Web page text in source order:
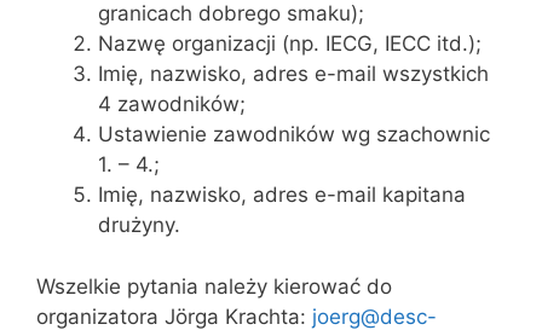
granicach dobrego smaku);
Nazwę organizacji (np. IECG, IECC itd.);
Imię, nazwisko, adres e-mail wszystkich
4 zawodników;
Ustawienie zawodników wg szachownic
1. – 4.;
Imię, nazwisko, adres e-mail kapitana
drużyny.
Wszelkie pytania należy kierować do
organizatora Jörga Krachta: joerg@desc-